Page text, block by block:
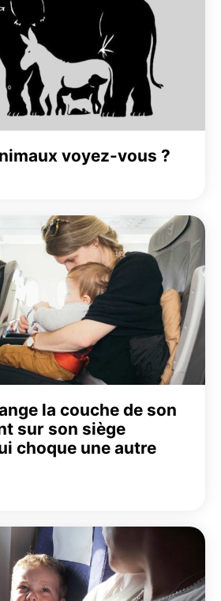
voyez-vous ?
la couche de son
sur son siège
choque une autre